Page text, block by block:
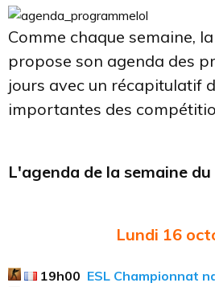
Comme chaque semaine,
propose son agenda des
jours avec un récapitulatif
importantes des
L'agenda de la semaine
Lundi 16
19h00 ESL Championnat